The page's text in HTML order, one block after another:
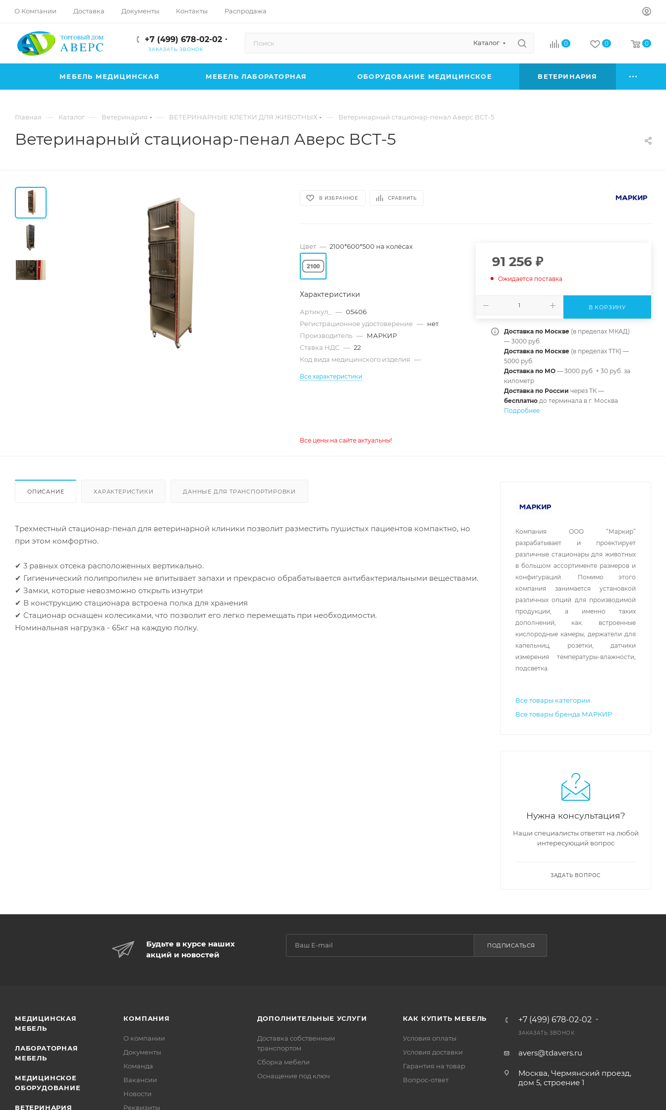
О Компании Доставка Документы Контакты Распродажа
+7 (499) 678-02-02
ЗАКАЗАТЬ ЗВОНОК
Каталог 0 0 0
МЕБЕЛЬ МЕДИЦИНСКАЯ МЕБЕЛЬ ЛАБОРАТОРНАЯ ОБОРУДОВАНИЕ МЕДИЦИНСКОЕ ВЕТЕРИНАРИЯ
Главная — Каталог — Ветеринария — ВЕТЕРИНАРНЫЕ КЛЕТКИ ДЛЯ ЖИВОТНЫХ — Ветеринарный стационар-пенал Аверс ВСТ-5
Ветеринарный стационар-пенал Аверс ВСТ-5
В ИЗБРАННОЕ СРАВНИТЬ
Цвет — 2100*600*500 на колёсах
Характеристики
Артикул_ — 05406
Регистрационное удостоверение — нет
Производитель — МАРКИР
Ставка НДС — 22
Код вида медицинского изделия —
Все характеристики
91 256 ₽
Ожидается поставка
В КОРЗИНУ
Доставка по Москве(в пределах МКАД)
— 3000 руб.
Доставка по Москве (в пределах ТТК) —
5000 руб.
Доставка по МО— 3000 руб. + 30 руб. за
километр
Доставка по России через ТК —
бесплатнодо терминала в г. Москва
Подробнее
Все цены на сайте актуальны!
ОПИСАНИЕ ХАРАКТЕРИСТИКИ ДАННЫЕ ДЛЯ ТРАНСПОРТИРОВКИ
Трехместный стационар-пенал для ветеринарной клиники позволит разместить пушистых пациентов компактно, но
при этом комфортно.
✔ 3 равных отсека расположенных вертикально.
✔ Гигиенический полипропилен не впитывает запахи и прекрасно обрабатывается антибактериальными веществами.
✔ Замки, которые невозможно открыть изнутри
✔ В конструкцию стационара встроена полка для хранения
✔ Стационар оснащен колесиками, что позволит его легко перемещать при необходимости.
Номинальная нагрузка - 65кг на каждую полку.
Компания ООО “Маркир”
разрабатывает и проектирует
различные стационары для животных
в большом ассортименте размеров и
конфигураций. Помимо этого
компания занимается установкой
различных опций для производимой
продукции, а именно таких
дополнений, как: встроенные
кислородные камеры, держатели для
капельниц, розетки, датчики
измерения температуры-влажности,
подсветка.
Все товары категории
Все товары бренда МАРКИР
Нужна консультация?
Наши специалисты ответят на любой
интересующий вопрос
ЗАДАТЬ ВОПРОС
Будьте в курсе наших
акций и новостей
ПОДПИСАТЬСЯ
МЕДИЦИНСКАЯ
МЕБЕЛЬ
ЛАБОРАТОРНАЯ
МЕБЕЛЬ
МЕДИЦИНСКОЕ
ОБОРУДОВАНИЕ
ВЕТЕРИНАРИЯ
КОМПАНИЯ
О компании
Документы
Команда
Вакансии
Новости
Реквизиты
ДОПОЛНИТЕЛЬНЫЕ УСЛУГИ
Доставка собственным
транспортом
Сборка мебели
Оснащение под ключ
КАК КУПИТЬ МЕБЕЛЬ
Условия оплаты
Условия доставки
Гарантия на товар
Вопрос-ответ
+7 (499) 678-02-02
ЗАКАЗАТЬ ЗВОНОК
avers@tdavers.ru
Москва, Чермянский проезд,
дом 5, строение 1
movies